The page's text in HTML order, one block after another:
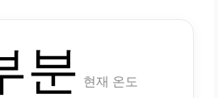
분 현재 온도